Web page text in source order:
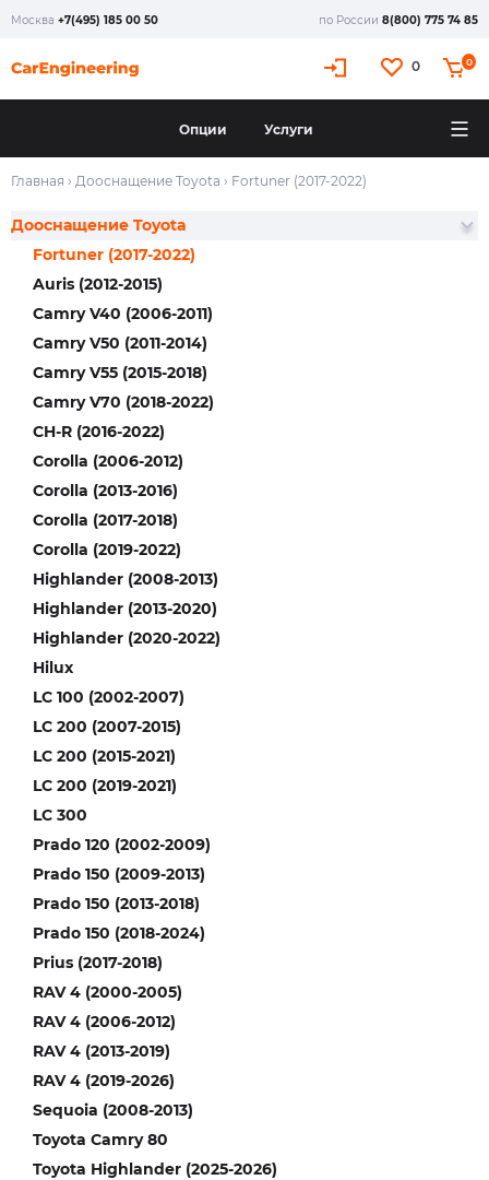
Москва +7(495) 185 00 50 по России 8(800) 775 74 85
0 0
Опции Услуги
Главная › Дооснащение Toyota › Fortuner (2017-2022)
Дооснащение Toyota
Auris (2012-2015)
Camry V40 (2006-2011)
Camry V50 (2011-2014)
Camry V55 (2015-2018)
Camry V70 (2018-2022)
CH-R (2016-2022)
Corolla (2006-2012)
Corolla (2013-2016)
Corolla (2017-2018)
Corolla (2019-2022)
Fortuner (2017-2022)
Highlander (2008-2013)
Highlander (2013-2020)
Highlander (2020-2022)
Hilux
LC 100 (2002-2007)
LC 200 (2007-2015)
LC 200 (2015-2021)
LC 200 (2019-2021)
LC 300
Prado 120 (2002-2009)
Prado 150 (2009-2013)
Prado 150 (2013-2018)
Prado 150 (2018-2024)
Prius (2017-2018)
RAV 4 (2000-2005)
RAV 4 (2006-2012)
RAV 4 (2013-2019)
RAV 4 (2019-2026)
Sequoia (2008-2013)
Toyota Camry 80
Toyota Highlander (2025-2026)